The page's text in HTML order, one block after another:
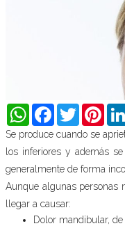
WhatsAppFacebookTwitter
Se produce cuando se
los inferiores y además
generalmente de forma
Aunque algunas personas
llegar a causar:
Dolor mandibular,